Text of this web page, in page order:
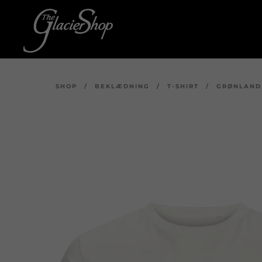
SHOP / BEKLÆDNING /T-SHIRT /